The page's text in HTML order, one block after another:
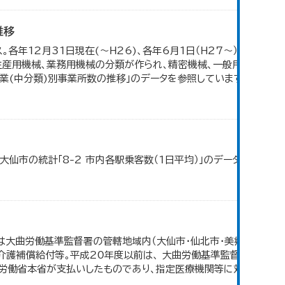
移
。各年12月31日現在(～H26)、各年6月1日（H27～）・平成
用機械、業務用機械の分類が作られ、精密機械、一般用機械の分
(中分類)別事業所数の推移」のデータを参照しています。...
仙市の統計「8-2 市内各駅乗客数（1日平均）」のデータを参照して
曲労働基準監督署の管轄地域内（大仙市・仙北市・美郷町）の合
護補償給付等。平成20年度以前は、 大曲労働基準監督署が支給
働省本省が支払いしたものであり、指定医療機関等に対する診療